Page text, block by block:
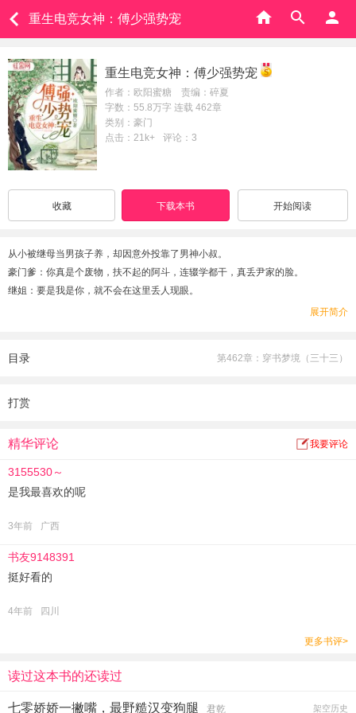
重生电竞女神：傅少强势宠
重生电竞女神：傅少强势宠
作者：欧阳蜜糖 责编：碎夏
字数：55.8万字 连载 462章
类别：豪门
点击：21k+
评论：3
收藏 下载本书 开始阅读
从小被继母当男孩子养，却因意外投靠了男神小叔。
豪门爹：你真是个废物，扶不起的阿斗，连辍学都干，真丢尹家的脸。
继姐：要是我是你，就不会在这里丢人现眼。
是尹沐，钢琴协会发来邀请，电竞大神沐少也是尹沐……
这还不是事，那个清隽矜贵的傅少竟然霸着尹沐不松手，跪求暖床跪搓衣板，
ps:这是一个有色心没色胆小怂包马甲大佬遇上腹黑如玉矜贵男神的故事。
展开简介
目录 第462章：穿书梦境（三十三）
打赏
精华评论 我要评论
3155530～
是我最喜欢的呢
3年前 广西
书友9148391
挺好看的
4年前 四川
更多书评>
读过这本书的还读过
七零娇娇一撇嘴，最野糙汉变狗腿 君乾 架空历史